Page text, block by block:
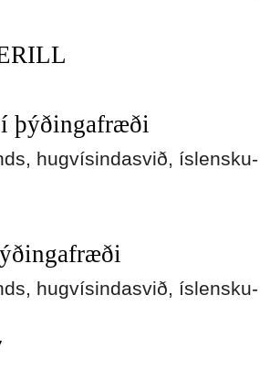
í þýðingafræði
hugvísindasvið,
hugvísindasvið,